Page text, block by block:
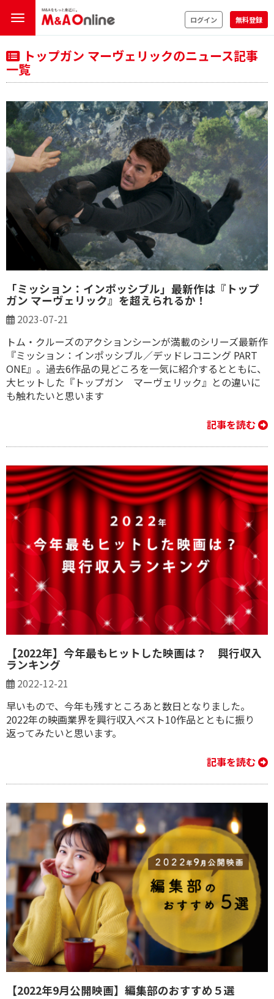
ログイン 無料登録
トップガン マーヴェリックのニュース記事
一覧
「ミッション：インポッシブル」最新作は『トップ
ガン マーヴェリック』を超えられるか！
2023-07-21
トム・クルーズのアクションシーンが満載のシリーズ最新作
『ミッション：インポッシブル／デッドレコニング PART
ONE』。過去6作品の見どころを一気に紹介するとともに、
大ヒットした『トップガン マーヴェリック』との違いに
も触れたいと思います
記事を読む
【2022年】今年最もヒットした映画は？ 興行収入
ランキング
2022-12-21
早いもので、今年も残すところあと数日となりました。
2022年の映画業界を興行収入ベスト10作品とともに振り
返ってみたいと思います。
記事を読む
【2022年9月公開映画】編集部のおすすめ５選